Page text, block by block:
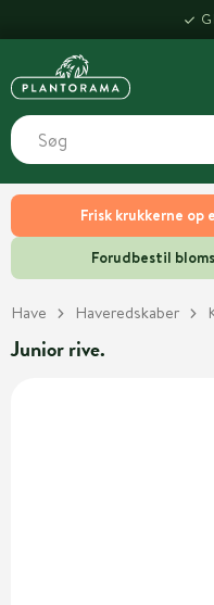
Frisk krukkerne
Forudbestil
Have Haveredskaber
Junior rive.